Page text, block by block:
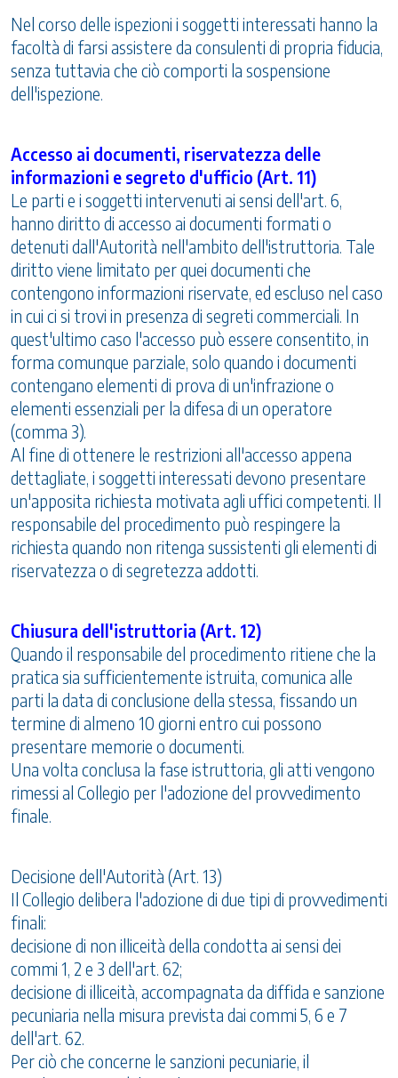
Nel corso delle ispezioni i soggetti interessati hanno la
facoltà di farsi assistere da consulenti di propria fiducia,
senza tuttavia che ciò comporti la sospensione
dell'ispezione.
Accesso ai documenti, riservatezza delle
informazioni e segreto d'ufficio (Art. 11)
Le parti e i soggetti intervenuti ai sensi dell'art. 6,
hanno diritto di accesso ai documenti formati o
detenuti dall'Autorità nell'ambito dell'istruttoria. Tale
diritto viene limitato per quei documenti che
contengono informazioni riservate, ed escluso nel caso
in cui ci si trovi in presenza di segreti commerciali. In
quest'ultimo caso l'accesso può essere consentito, in
forma comunque parziale, solo quando i documenti
contengano elementi di prova di un'infrazione o
elementi essenziali per la difesa di un operatore
(comma 3).
Al fine di ottenere le restrizioni all'accesso appena
dettagliate, i soggetti interessati devono presentare
un'apposita richiesta motivata agli uffici competenti. Il
responsabile del procedimento può respingere la
richiesta quando non ritenga sussistenti gli elementi di
riservatezza o di segretezza addotti.
Chiusura dell'istruttoria (Art. 12)
Quando il responsabile del procedimento ritiene che la
pratica sia sufficientemente istruita, comunica alle
parti la data di conclusione della stessa, fissando un
termine di almeno 10 giorni entro cui possono
presentare memorie o documenti.
Una volta conclusa la fase istruttoria, gli atti vengono
rimessi al Collegio per l'adozione del provvedimento
finale.
Decisione dell'Autorità (Art. 13)
Il Collegio delibera l'adozione di due tipi di provvedimenti
finali:
decisione di non illiceità della condotta ai sensi dei
commi 1, 2 e 3 dell'art. 62;
decisione di illiceità, accompagnata da diffida e sanzione
pecuniaria nella misura prevista dai commi 5, 6 e 7
dell'art. 62.
Per ciò che concerne le sanzioni pecuniarie, il